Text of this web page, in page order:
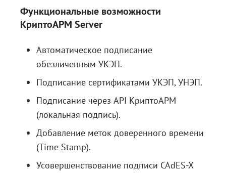
Функциональные возможности
КриптоАРМ Server
Автоматическое подписание
обезличенным УКЭП.
Подписание сертификатами УКЭП, УНЭП.
Подписание через API КриптоАРМ
(локальная подпись).
Добавление меток доверенного времени
(Time Stamp).
Усовершенствование подписи CAdES-X